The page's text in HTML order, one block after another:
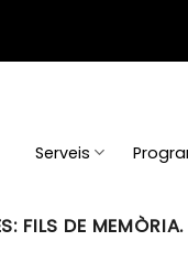
Serveis
FILS DE